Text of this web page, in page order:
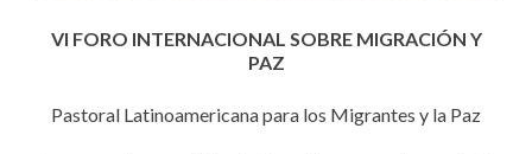
VI FORO INTERNACIONAL SOBRE MIGRACIÓN Y
PAZ
Pastoral Latinoamericana para los Migrantes y la Paz